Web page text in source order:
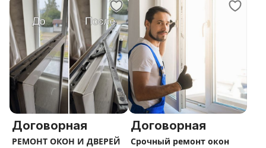
Договорная
РЕМОНТ ОКОН И ДВЕРЕЙ
Договорная
Срочный ремонт окон